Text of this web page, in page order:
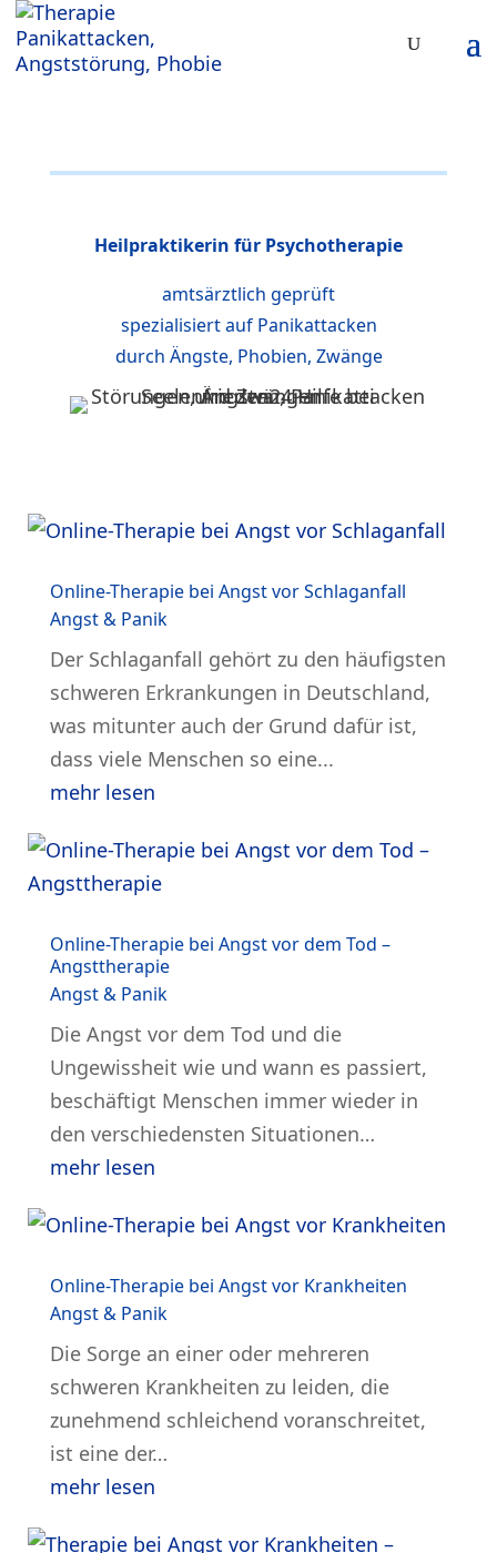
Heilpraktikerin für Psychotherapie
amtsärztlich geprüft
spezialisiert auf Panikattacken
durch Ängste, Phobien, Zwänge
Online-Therapie bei Angst vor Schlaganfall
Angst & Panik
Der Schlaganfall gehört zu den häufigsten
schweren Erkrankungen in Deutschland,
was mitunter auch der Grund dafür ist,
dass viele Menschen so eine...
mehr lesen
Online-Therapie bei Angst vor dem Tod –
Angsttherapie
Angst & Panik
Die Angst vor dem Tod und die
Ungewissheit wie und wann es passiert,
beschäftigt Menschen immer wieder in
den verschiedensten Situationen…
mehr lesen
Online-Therapie bei Angst vor Krankheiten
Angst & Panik
Die Sorge an einer oder mehreren
schweren Krankheiten zu leiden, die
zunehmend schleichend voranschreitet,
ist eine der…
mehr lesen